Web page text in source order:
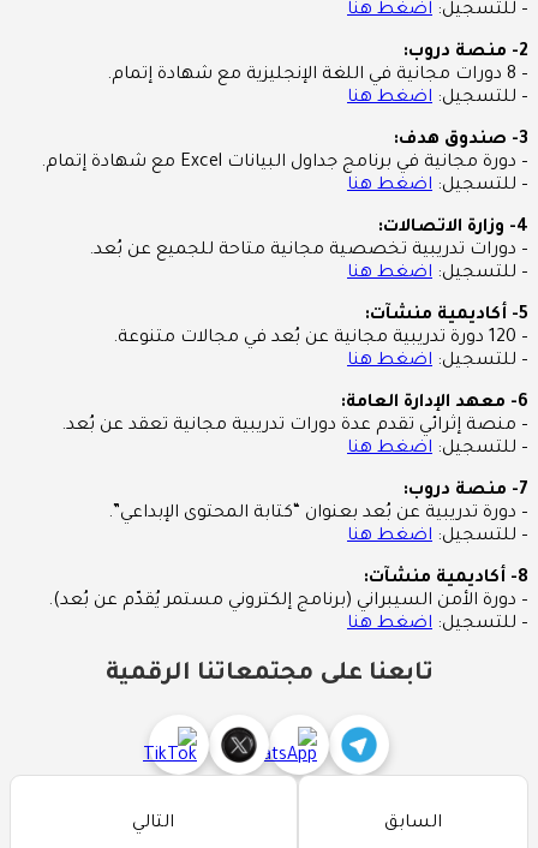
– للتسجيل: اضغط هنا
2- منصة دروب:
– 8 دورات مجانية في اللغة الإنجليزية مع شهادة إتمام.
– للتسجيل: اضغط هنا
3- صندوق هدف:
– دورة مجانية في برنامج جداول البيانات Excel مع شهادة إتمام.
– للتسجيل: اضغط هنا
4- وزارة الاتصالات:
– دورات تدريبية تخصصية مجانية متاحة للجميع عن بُعد.
– للتسجيل: اضغط هنا
5- أكاديمية منشآت:
– 120 دورة تدريبية مجانية عن بُعد في مجالات متنوعة.
– للتسجيل: اضغط هنا
6- معهد الإدارة العامة:
– منصة إثرائي تقدم عدة دورات تدريبية مجانية تعقد عن بُعد.
– للتسجيل: اضغط هنا
7- منصة دروب:
– دورة تدريبية عن بُعد بعنوان “كتابة المحتوى الإبداعي”.
– للتسجيل: اضغط هنا
8- أكاديمية منشآت:
– دورة الأمن السيبراني (برنامج إلكتروني مستمر يُقدّم عن بُعد).
– للتسجيل: اضغط هنا
تابعنا على مجتمعاتنا الرقمية
السابق التالي